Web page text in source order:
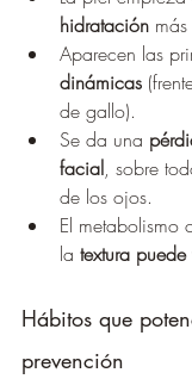
hidratación
Aparecen las
dinámicas
de gallo).
Se da una
facial, sobre
de los ojos.
El metabolismo
la textura
Hábitos que
prevención